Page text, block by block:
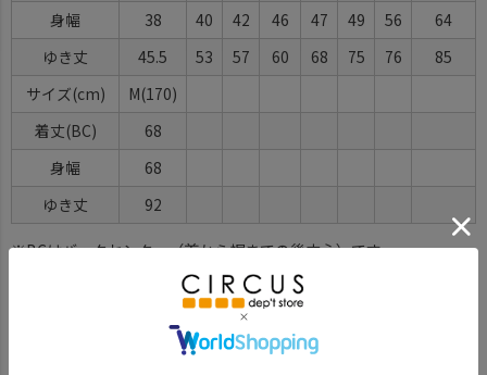
身幅 38 40 42 46 47 49 56
64
ゆき丈
45.5 53 57 60 68 75 76
85
サイズ(cm)
M(170)
着丈(BC)
68
身幅
68
ゆき丈
92
※BCはバックセンター（首から裾までの後中心）です。
※SNPはサイドネックポイント（肩から裾までの直線で計測した長
サイズ詳細について